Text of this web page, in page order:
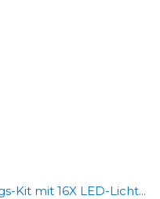
Kit mit 16X LED-Licht...